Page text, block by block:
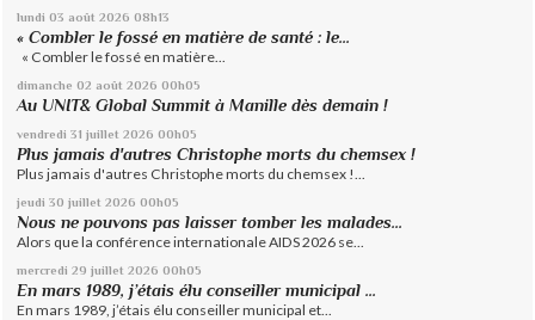
lundi 03 août 2026 08h13
« Combler le fossé en matière de santé : le...
« Combler le fossé en matière...
dimanche 02 août 2026 00h05
Au UNIT& Global Summit à Manille dès demain !
vendredi 31 juillet 2026 00h05
Plus jamais d'autres Christophe morts du chemsex !
Plus jamais d'autres Christophe morts du chemsex !...
jeudi 30 juillet 2026 00h05
Nous ne pouvons pas laisser tomber les malades...
Alors que la conférence internationale AIDS 2026 se...
mercredi 29 juillet 2026 00h05
En mars 1989, j’étais élu conseiller municipal ...
En mars 1989, j’étais élu conseiller municipal et...